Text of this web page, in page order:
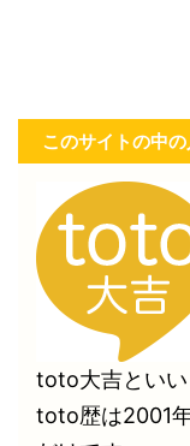
このサイトの中の
toto大吉といい
toto歴は2001